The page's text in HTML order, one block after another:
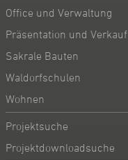
Office und Verwaltung
Präsentation und Verkauf
Sakrale Bauten
Waldorfschulen
Wohnen
Projektsuche
Projektdownloadsuche